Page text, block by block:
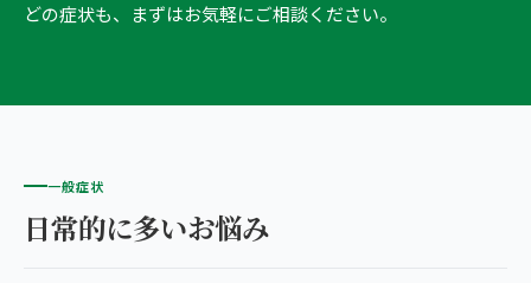
腰痛
四十肩・五十肩
膝痛・関節痛
北海道
札幌エリア（13院）
ABOUT US 私たちについて
どの症状も、まずはお気軽にご相談ください。
一般症状
日常的に多いお悩み